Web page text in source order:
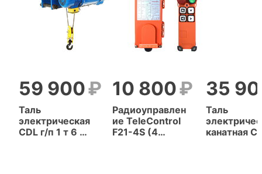
Таль
электрическая
CDL г/п 1 т 6 м
59 900
Радиоуправлен
ие TeleControl
F21-4S (4
10 800
Таль
канатная
35